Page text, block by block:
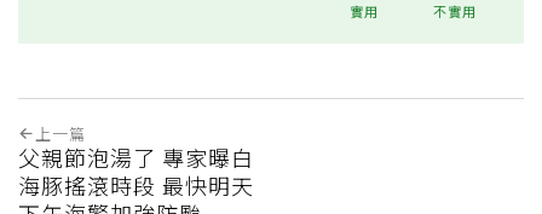
實用 不實用
上一篇
父親節泡湯了 專家曝白
海豚搖滾時段 最快明天